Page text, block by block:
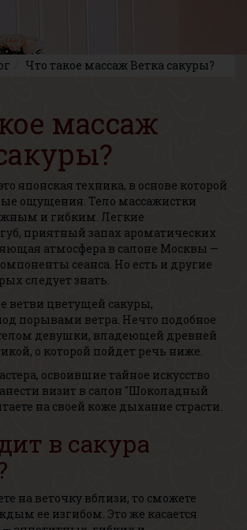
Что такое массаж Ветка сакуры?
массаж
японская техника, в основе которой
ощущения. Тело массажистки
и гибким. Легкие
приятный запах ароматических
атмосфера в салоне Москвы —
сеанса. Но есть и другие
следует знать.
ветви цветущей сакуры,
порывами ветра. Нечто подобное
девушки, владеющей древней
о которой пойдет речь ниже.
освоившие тайное искусство
визит в салон "Шоколадный
на своей коже дыхание страсти.
в сакура
на веточку вблизи, то сможете
ее изгибом. Это же касается